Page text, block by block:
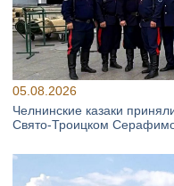
05.08.2026
Челнинские казаки
Свято‑Троицком